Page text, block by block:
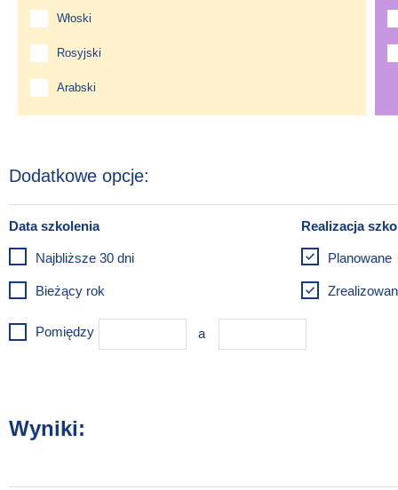
Włoski
Rosyjski
Arabski
Pomiędzy
Najbliższe 30 dni
Bieżący rok
Planowane
Wyniki: